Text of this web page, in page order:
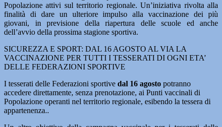
Popolazione attivi sul territorio regionale. Un’iniziativa rivolta alla
finalità di dare un ulteriore impulso alla vaccinazione dei più
giovani, in previsione della riapertura delle scuole ed anche
dell’avvio della prossima stagione sportiva.
SICUREZZA E SPORT: DAL 16 AGOSTO AL VIA LA
VACCINAZIONE PER TUTTI I TESSERATI DI OGNI ETA’
DELLE FEDERAZIONI SPORTIVE
I tesserati delle Federazioni sportive dal 16 agosto potranno
accedere direttamente, senza prenotazione, ai Punti vaccinali di
Popolazione operanti nel territorio regionale, esibendo la tessera di
appartenenza..